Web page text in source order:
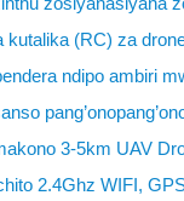
kutalika (RC) za
ndipo ambiri
3-5km UAV
2.4Ghz WIFI,